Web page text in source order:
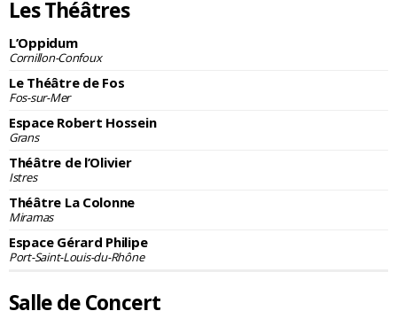
Les Théâtres
L’Oppidum
Cornillon-Confoux
Le Théâtre de Fos
Fos-sur-Mer
Espace Robert Hossein
Grans
Théâtre de l’Olivier
Istres
Théâtre La Colonne
Miramas
Espace Gérard Philipe
Port-Saint-Louis-du-Rhône
Salle de Concert